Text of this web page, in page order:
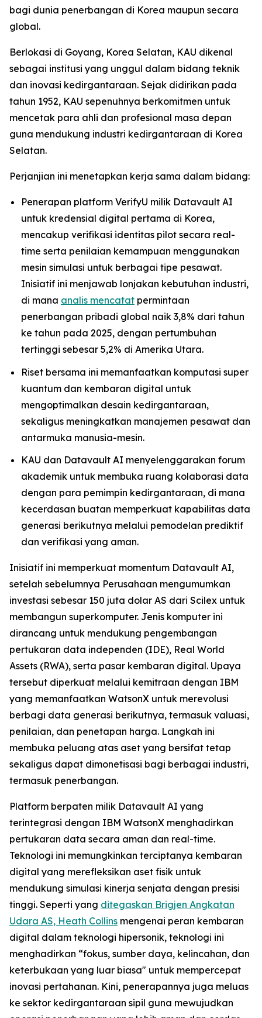
bagi dunia penerbangan di Korea maupun secara
global.
Berlokasi di Goyang, Korea Selatan, KAU dikenal
sebagai institusi yang unggul dalam bidang teknik
dan inovasi kedirgantaraan. Sejak didirikan pada
tahun 1952, KAU sepenuhnya berkomitmen untuk
mencetak para ahli dan profesional masa depan
guna mendukung industri kedirgantaraan di Korea
Selatan.
Perjanjian ini menetapkan kerja sama dalam bidang:
Penerapan platform VerifyU milik Datavault AI
untuk kredensial digital pertama di Korea,
mencakup verifikasi identitas pilot secara real-
time serta penilaian kemampuan menggunakan
mesin simulasi untuk berbagai tipe pesawat.
Inisiatif ini menjawab lonjakan kebutuhan industri,
di mana analis mencatat permintaan
penerbangan pribadi global naik 3,8% dari tahun
ke tahun pada 2025, dengan pertumbuhan
tertinggi sebesar 5,2% di Amerika Utara.
Riset bersama ini memanfaatkan komputasi super
kuantum dan kembaran digital untuk
mengoptimalkan desain kedirgantaraan,
sekaligus meningkatkan manajemen pesawat dan
antarmuka manusia-mesin.
KAU dan Datavault AI menyelenggarakan forum
akademik untuk membuka ruang kolaborasi data
dengan para pemimpin kedirgantaraan, di mana
kecerdasan buatan memperkuat kapabilitas data
generasi berikutnya melalui pemodelan prediktif
dan verifikasi yang aman.
Inisiatif ini memperkuat momentum Datavault AI,
setelah sebelumnya Perusahaan mengumumkan
investasi sebesar 150 juta dolar AS dari Scilex untuk
membangun superkomputer. Jenis komputer ini
dirancang untuk mendukung pengembangan
pertukaran data independen (IDE), Real World
Assets (RWA), serta pasar kembaran digital. Upaya
tersebut diperkuat melalui kemitraan dengan IBM
yang memanfaatkan WatsonX untuk merevolusi
berbagi data generasi berikutnya, termasuk valuasi,
penilaian, dan penetapan harga. Langkah ini
membuka peluang atas aset yang bersifat tetap
sekaligus dapat dimonetisasi bagi berbagai industri,
termasuk penerbangan.
Platform berpaten milik Datavault AI yang
terintegrasi dengan IBM WatsonX menghadirkan
pertukaran data secara aman dan real-time.
Teknologi ini memungkinkan terciptanya kembaran
digital yang merefleksikan aset fisik untuk
mendukung simulasi kinerja senjata dengan presisi
tinggi. Seperti yang ditegaskan Brigjen Angkatan
Udara AS, Heath Collins mengenai peran kembaran
digital dalam teknologi hipersonik, teknologi ini
menghadirkan “fokus, sumber daya, kelincahan, dan
keterbukaan yang luar biasa" untuk mempercepat
inovasi pertahanan. Kini, penerapannya juga meluas
ke sektor kedirgantaraan sipil guna mewujudkan